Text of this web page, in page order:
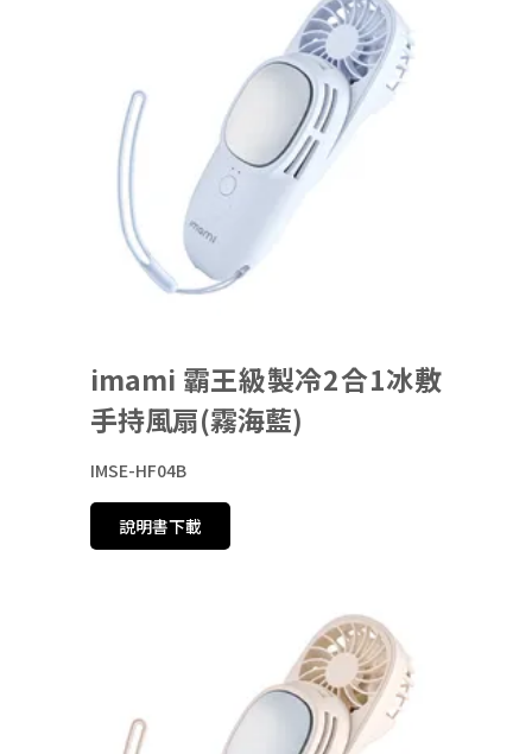
imami 霸王級製冷2合1冰敷
手持風扇(霧海藍)
IMSE-HF04B
說明書下載